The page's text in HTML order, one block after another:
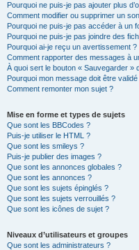
Pourquoi ne puis-je pas ajouter plus
Comment modifier ou supprimer un
Pourquoi ne puis-je pas accéder à un
Pourquoi ne puis-je pas joindre des
Pourquoi ai-je reçu un avertissement ?
Comment rapporter des messages à
À quoi sert le bouton « Sauvegarder »
Pourquoi mon message doit être validé
Comment remonter mon sujet ?
Mise en forme et types de sujets
Que sont les BBCodes ?
Puis-je utiliser le HTML ?
Que sont les smileys ?
Puis-je publier des images ?
Que sont les annonces globales ?
Que sont les annonces ?
Que sont les sujets épinglés ?
Que sont les sujets verrouillés ?
Que sont les icônes de sujet ?
Niveaux d’utilisateurs et groupes
Que sont les administrateurs ?